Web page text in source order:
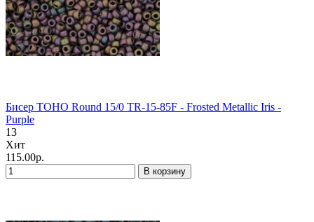
Бисер TOHO Round 15/0 TR-15-85F - Frosted Metallic Iris -
Purple
13
Хит
115.00р.
В корзину